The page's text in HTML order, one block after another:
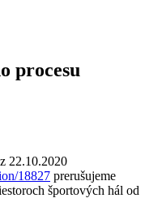
procesu
22.10.2020
18827 prerušujeme
športových hál od